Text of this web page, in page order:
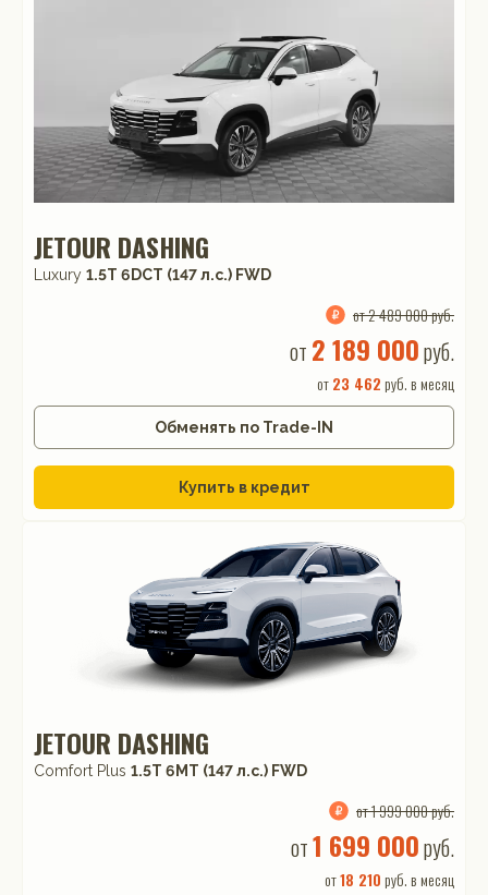
JETOUR DASHING
Luxury 1.5T 6DCT (147 л.с.) FWD
от 2 489 000 руб.
от 2 189 000руб.
от23 462 руб. в месяц
Обменять по Trade-IN
Купить в кредит
JETOUR DASHING
Comfort Plus 1.5T 6МТ (147 л.с.) FWD
от 1 999 000 руб.
от1 699 000руб.
от18 210 руб. в месяц